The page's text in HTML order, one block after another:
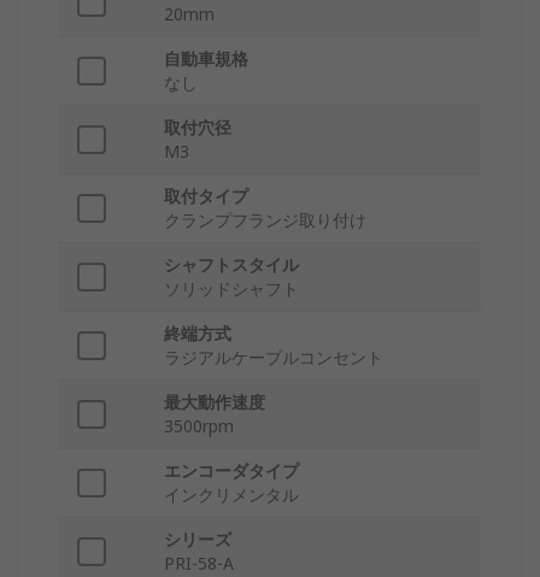
20mm
自動車規格
なし
取付穴径
M3
取付タイプ
クランプフランジ取り付け
シャフトスタイル
ソリッドシャフト
終端方式
ラジアルケーブルコンセント
最大動作速度
3500rpm
エンコーダタイプ
インクリメンタル
シリーズ
PRI-58-A